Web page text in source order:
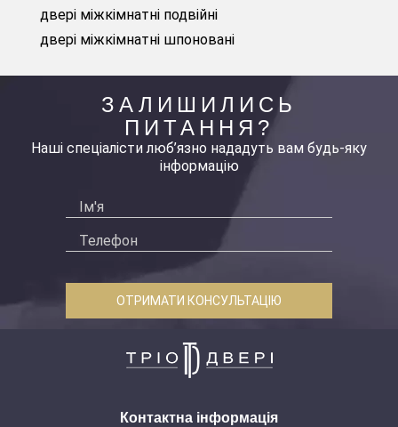
двері міжкімнатні подвійні
двері міжкімнатні шпоновані
ЗАЛИШИЛИСЬ
ПИТАННЯ?
Наші спеціалісти люб’язно нададуть вам будь-яку
інформацію
ОТРИМАТИ КОНСУЛЬТАЦІЮ
Контактна інформація